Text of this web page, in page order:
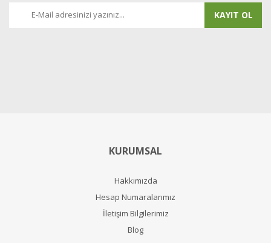
KAYIT OL
KURUMSAL
Hakkımızda
Hesap Numaralarımız
İletişim Bilgilerimiz
Blog